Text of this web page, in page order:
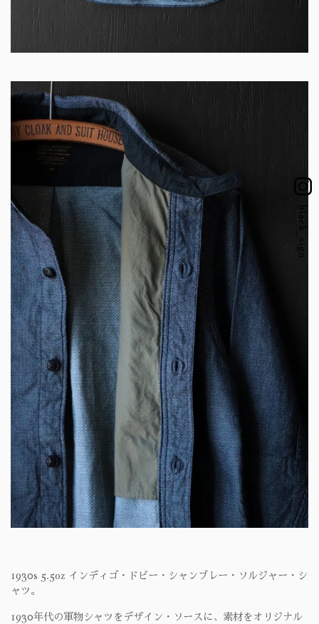
1930s 5.5oz インディゴ・ドビー・シャンブレー・ソルジャー・シ
ャツ。
1930年代の軍物シャツをデザイン・ソースに、素材をオリジナル